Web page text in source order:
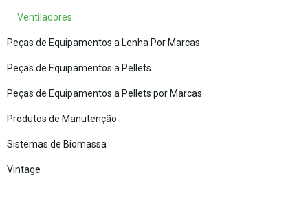
Ventiladores
Peças de Equipamentos a Lenha Por Marcas
Peças de Equipamentos a Pellets
Peças de Equipamentos a Pellets por Marcas
Produtos de Manutenção
Sistemas de Biomassa
Vintage